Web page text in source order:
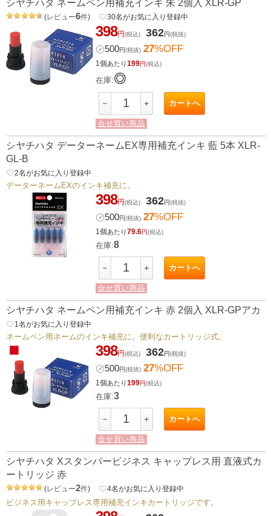
シヤチハタ ネームペン用補充インキ 朱 2個入 XLR-GP
(レビュー6件) favorite_border30名がお気に入り登録中
398円(税込) 362円(税抜)
㋱500円(税抜) 27%OFF
1個あたり199円(税込)
在庫:◎
－ ＋ カートへ
合せ買い商品
シヤチハタ データーネームEX専用補充インキ 藍 5本 XLR-
GL-B
favorite_border2名がお気に入り登録中
データーネームEXのインキ補充に。
398円(税込) 362円(税抜)
㋱500円(税抜) 27%OFF
1個あたり79.6円(税込)
在庫:8
－ ＋ カートへ
合せ買い商品
シヤチハタ ネームペン用補充インキ 赤 2個入 XLR-GPアカ
favorite_border1 名がお気に入り登録中
ネームペン用ネームのインキ補充に。便利なカートリッジ式。
398円(税込) 362円(税抜)
㋱500円(税抜) 27%OFF
1個あたり199円(税込)
在庫:3
－ ＋ カートへ
合せ買い商品
シヤチハタ Xスタンパービジネス キャップレス用 直液式カ
ートリッジ 赤
(レビュー2件) favorite_border4名がお気に入り登録中
ビジネス用キャップレス専用補充インキカートリッジです。